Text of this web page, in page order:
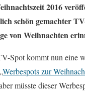
2016
schön gemachter
von Weihnachten
Spot kommt nun eine
Werbespots zur
müsste dieser